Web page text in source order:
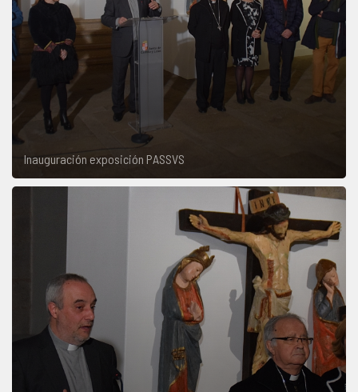
Inauguración exposición PASSVS